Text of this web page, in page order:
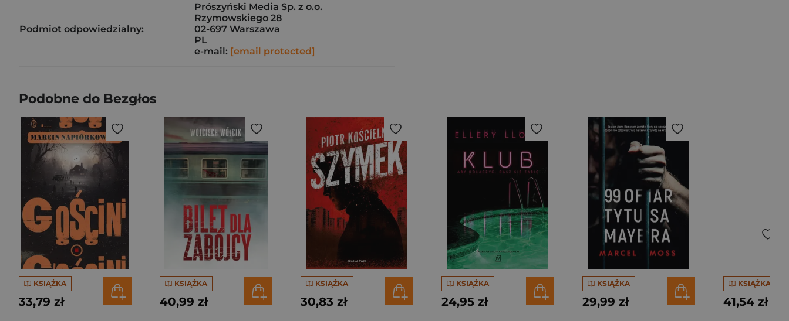
Podmiot odpowiedzialny:
Prószyński Media Sp. z o.o.
Rzymowskiego 28
02-697 Warszawa
PL
e-mail: [email protected]
Podobne do Bezgłos
KSIĄŻKA
33,79 zł
KSIĄŻKA
40,99 zł
KSIĄŻKA
30,83 zł
KSIĄŻKA
24,95 zł
KSIĄŻKA
29,99 zł
KSIĄŻKA
41,54 zł